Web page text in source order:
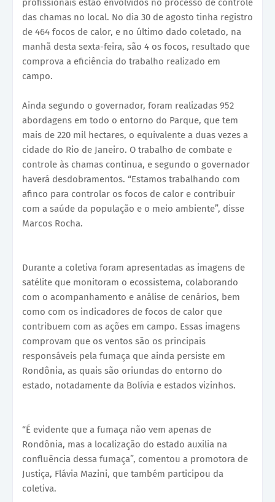
profissionais estão envolvidos no processo de controle
das chamas no local. No dia 30 de agosto tinha registro
de 464 focos de calor, e no último dado coletado, na
manhã desta sexta-feira, são 4 os focos, resultado que
comprova a eficiência do trabalho realizado em
campo.
Ainda segundo o governador, foram realizadas 952
abordagens em todo o entorno do Parque, que tem
mais de 220 mil hectares, o equivalente a duas vezes a
cidade do Rio de Janeiro. O trabalho de combate e
controle às chamas continua, e segundo o governador
haverá desdobramentos. “Estamos trabalhando com
afinco para controlar os focos de calor e contribuir
com a saúde da população e o meio ambiente”, disse
Marcos Rocha.
Durante a coletiva foram apresentadas as imagens de
satélite que monitoram o ecossistema, colaborando
com o acompanhamento e análise de cenários, bem
como com os indicadores de focos de calor que
contribuem com as ações em campo. Essas imagens
comprovam que os ventos são os principais
responsáveis pela fumaça que ainda persiste em
Rondônia, as quais são oriundas do entorno do
estado, notadamente da Bolívia e estados vizinhos.
“É evidente que a fumaça não vem apenas de
Rondônia, mas a localização do estado auxilia na
confluência dessa fumaça”, comentou a promotora de
Justiça, Flávia Mazini, que também participou da
coletiva.